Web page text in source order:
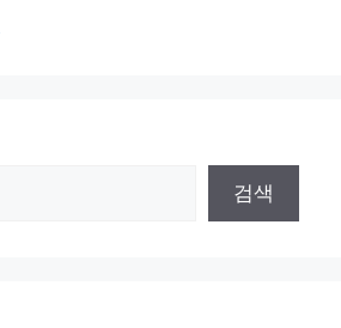
검색